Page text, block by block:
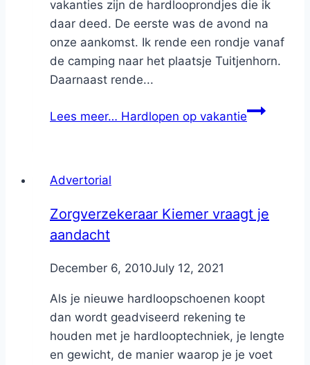
vakanties zijn de hardlooprondjes die ik
daar deed. De eerste was de avond na
onze aankomst. Ik rende een rondje vanaf
de camping naar het plaatsje Tuitjenhorn.
Daarnaast rende...
Lees meer… Hardlopen op vakantie
Advertorial
Zorgverzekeraar Kiemer vraagt je
aandacht
ByNicole
December 6, 2010July 12, 2021
Als je nieuwe hardloopschoenen koopt
dan wordt geadviseerd rekening te
houden met je hardlooptechniek, je lengte
en gewicht, de manier waarop je je voet